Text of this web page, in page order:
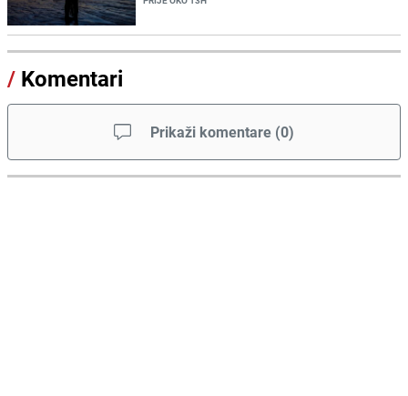
/ Komentari
Prikaži komentare (0)